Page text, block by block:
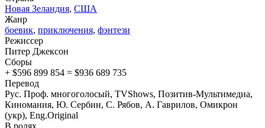
Новая Зеландия, США
Жанр
боевик, приключения, фэнтези
Режиссер
Питер Джексон
Сборы
+ $596 899 854 = $936 689 735
Перевод
Рус. Проф. многоголосый, TVShows, Позитив-Мультимедиа,
Киномания, Ю. Сербин, С. Рябов, А. Гаврилов, Омикрон
(укр), Eng.Original
В ролях